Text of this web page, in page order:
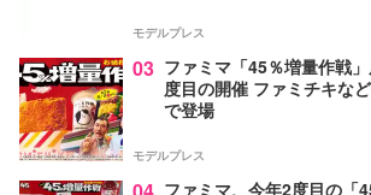
モデルプレス
03 ファミマ「45％増量作戦
度目の開催 ファミチキな
で登場
モデルプレス
ファミマ、今年2度目の「